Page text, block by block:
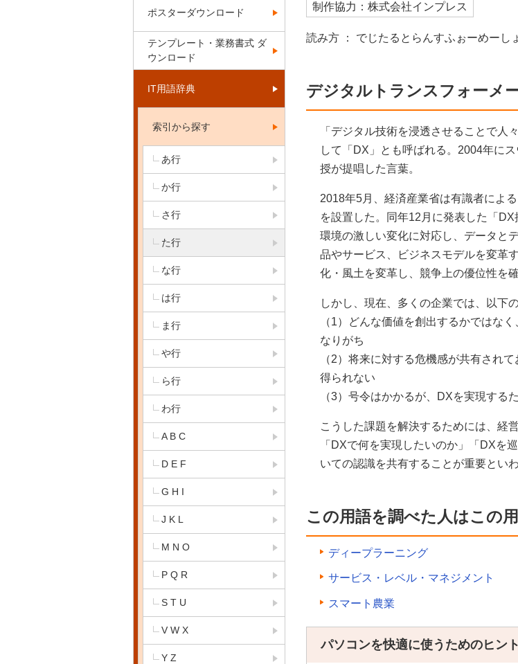
制作協力：株式会社インプレス
読み方 ： でじたるとらんすふぉーめーし
デジタルトランスフォーメ
「デジタル技術を浸透させることで人
して「DX」とも呼ばれる。2004年に
授が提唱した言葉。
2018年5月、経済産業省は有識者によ
を設置した。同年12月に発表した「
環境の激しい変化に対応し、データと
品やサービス、ビジネスモデルを変革
化・風土を変革し、競争上の優位性を
しかし、現在、多くの企業では、以下
（1）どんな価値を創出するかではな
なりがち
（2）将来に対する危機感が共有され
得られない
（3）号令はかかるが、DXを実現する
こうした課題を解決するためには、経
「DXで何を実現したいのか」「DXを
いての認識を共有することが重要といわ
この用語を調べた人はこの
ディープラーニング
サービス・レベル・マネジメント
スマート農業
パソコンを快適に使うためのヒン
ポスターダウンロード
テンプレート・業務書式 ダ
ウンロード
IT用語辞典
索引から探す
あ行
か行
さ行
た行
な行
は行
ま行
や行
ら行
わ行
A B C
D E F
G H I
J K L
M N O
P Q R
S T U
V W X
Y Z